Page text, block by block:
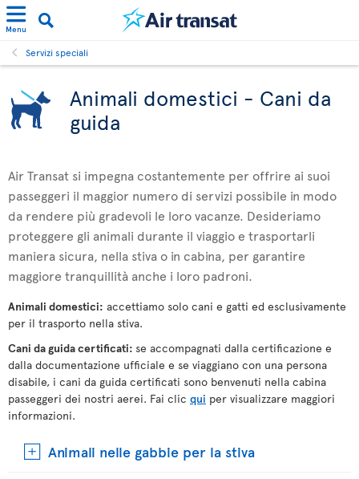
Menu
Servizi speciali
Animali domestici - Cani da
guida
Air Transat si impegna costantemente per offrire ai suoi
passeggeri il maggior numero di servizi possibile in modo
da rendere più gradevoli le loro vacanze. Desideriamo
proteggere gli animali durante il viaggio e trasportarli
maniera sicura, nella stiva o in cabina, per garantire
maggiore tranquillità anche i loro padroni.
Animali domestici: accettiamo solo cani e gatti ed esclusivamente
per il trasporto nella stiva.
Cani da guida certificati: se accompagnati dalla certificazione e
dalla documentazione ufficiale e se viaggiano con una persona
disabile, i cani da guida certificati sono benvenuti nella cabina
passeggeri dei nostri aerei. Fai clic qui per visualizzare maggiori
informazioni.
Animali nelle gabbie per la stiva